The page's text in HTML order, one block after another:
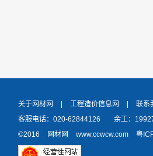
关于网材网 工程造价信息网
联系
客服电话：020-62844126
余工：
©2016
网材网 www.ccwcw.com 粤